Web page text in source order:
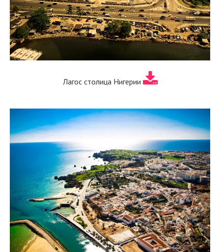
Лагос столица Нигерии